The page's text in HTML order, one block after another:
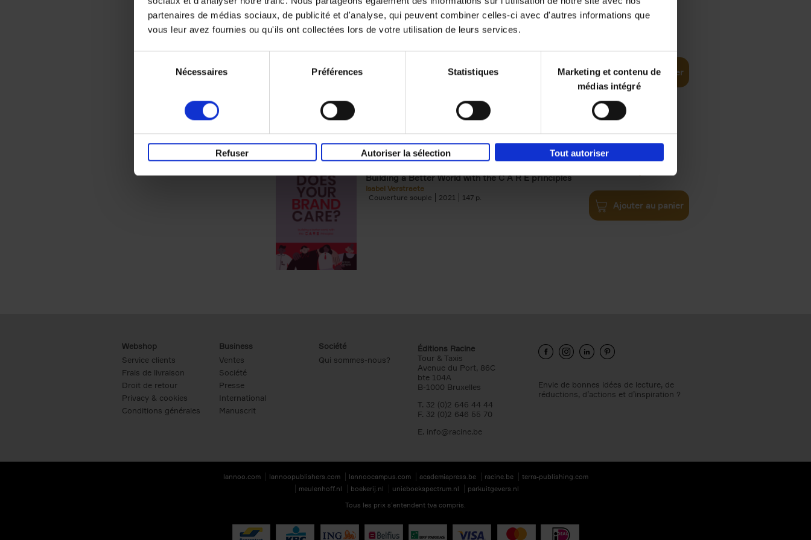
partenaires de médias sociaux, de publicité et d'analyse, qui peuvent combiner celles-ci avec d'autres informations que
vous leur avez fournies ou qu'ils ont collectées lors de votre utilisation de leurs services.
Nécessaires Préférences Statistiques
Marketing et contenu de
médias intégré
Refuser Autoriser la sélection Tout autoriser
Digital marketing like a PRO -
completely revised edition
Ajouter au panier
Does Your Brand Care?
Building a Better World with the C A R E principles
Isabel Verstraete
Couverture souple
2021 147
€34,99
Ajouter au panier
Webshop
Service clients
Frais de livraison
Droit de retour
Privacy & cookies
Conditions générales
Business
Ventes
Société
Presse
International
Manuscrit
Société
Qui sommes-nous?
Éditions Racine
Tour & Taxis
Avenue du Port, 86C
bte 104A
B-1000 Bruxelles
T. 32 (0)2 646 44 44
F. 32 (0)2 646 55 70
E. info@racine.be
Envie de bonnes idées de lecture, de
réductions, d’actions et d’inspiration ?
lannoo.com lannoopublishers.com lannoocampus.com academiapress.be racine.be
terra-publishing.com
meulenhoff.nl
boekerij.nl unieboekspectrum.nl
parkuitgevers.nl
Tous les prix s’entendent tva compris.